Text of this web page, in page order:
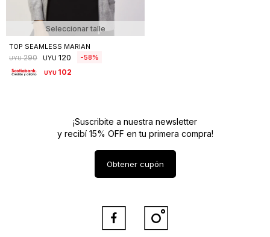
Seleccionar talle
TOP SEAMLESS MARIAN
UYU 290 UYU 120 58
UYU 102
¡Suscribite a nuestra newsletter
y recibí 15% OFF en tu primera compra!
Obtener cupón
 